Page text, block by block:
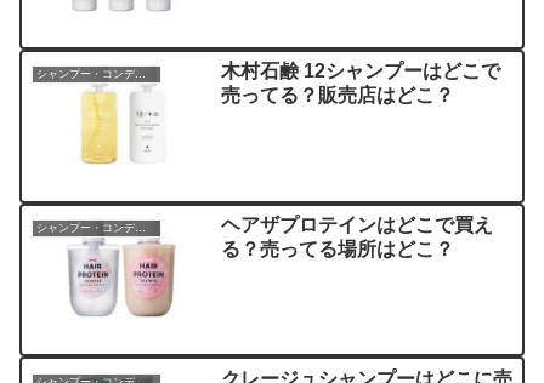
シャンプー・コンディショナー
木村石鹸 12シャンプーはどこで
売ってる？販売店はどこ？
シャンプー・コンディショナー
ヘアザプロテインはどこで買え
る？売ってる場所はどこ？
クレージュシャンプーはどこに売